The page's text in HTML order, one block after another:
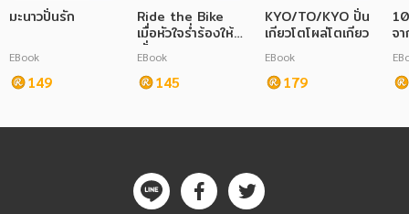
มะนาวปั่นรัก
EBook
149
Ride the Bike
เมื่อหัวใจร่ำร้องให้
"ปั่น"
EBook
145
KYO/TO/KYO ปั่น
เกียวโตโผล่โตเกียว
EBook
179
จ